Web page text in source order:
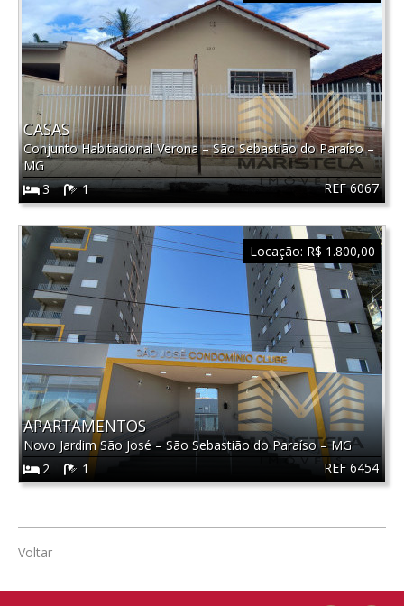
REF 6067
CASAS
Conjunto Habitacional Verona–São Sebastião do Paraíso–
MG
3
1
REF 6454
APARTAMENTOS
Novo Jardim São José–São Sebastião do Paraíso–MG
2
1
Locação: R$ 1.800,00
Voltar